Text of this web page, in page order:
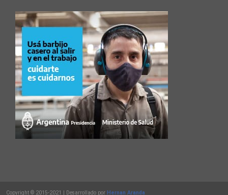
Copyright © 2015-2021 | Desarrollado por Hernan Aranda